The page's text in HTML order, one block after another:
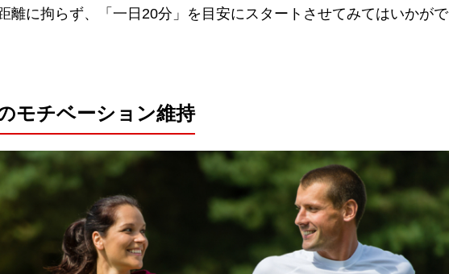
離に拘らず、「一日20分」を目安にスタートさせてみてはいかがで
モチベーション維持